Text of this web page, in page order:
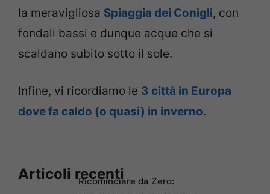
la meravigliosa Spiaggia dei Conigli, con
fondali bassi e dunque acque che si
scaldano subito sotto il sole.
Infine, vi ricordiamo le 3 città in Europa
dove fa caldo (o quasi) in inverno.
Articoli recentiRicominciare da Zero: